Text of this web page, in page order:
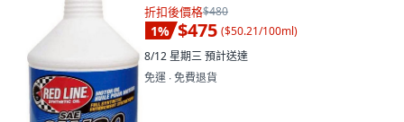
折扣後價格$480
1% $475 ($50.21/100ml)
8/12 星期三預計送達
免運 ∙ 免費退貨